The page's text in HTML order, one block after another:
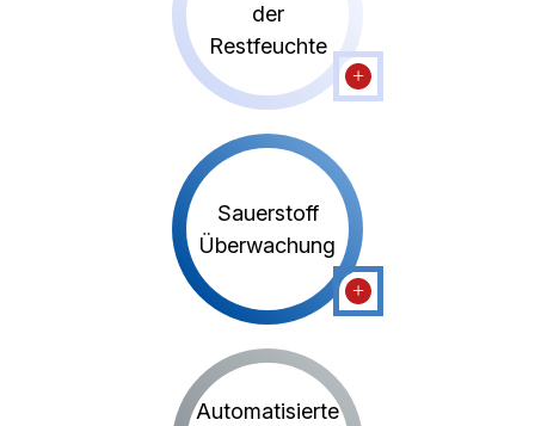
der
Restfeuchte
Sauerstoff
Überwachung
Automatisierte